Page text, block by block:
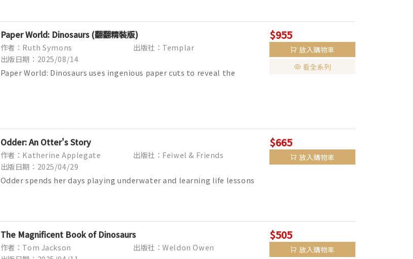
Paper World: Dinosaurs (翻翻精裝版)
作者：Ruth Symons
出版社：Templar
出版日期：2025/08/14
Paper World: Dinosaurs uses ingenious paper cuts to reveal the
$955
放入購物車
看全系列
Odder: An Otter's Story
作者：Katherine Applegate
出版社：Feiwel & Friends
出版日期：2025/04/29
Odder spends her days playing underwater and learning life lessons
$665
放入購物車
The Magnificent Book of Dinosaurs
作者：Tom Jackson
出版社：Weldon Owen
$505
放入購物車